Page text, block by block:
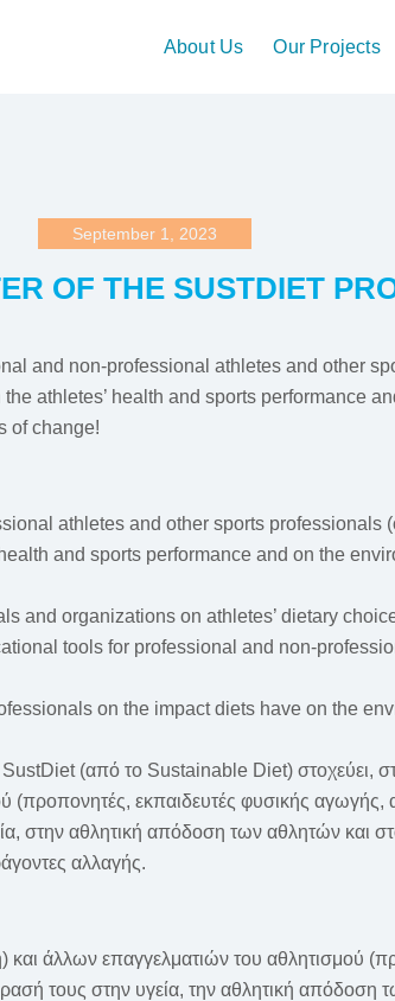
About Us Our Projects
September 1, 2023
OF THE SUSTDIET
and non-professional athletes and other
athletes’ health and sports performance
of change!
athletes and other sports professionals
and sports performance and on the
and organizations on athletes’ dietary
tools for professional and non-
on the impact diets have on the
SustDiet (από το Sustainable Diet) στοχεύει,
εκπαιδευτές φυσικής αγωγής,
στην αθλητική απόδοση των αθλητών και
αλλαγής.
άλλων επαγγελματιών του αθλητισμού
τους στην υγεία, την αθλητική